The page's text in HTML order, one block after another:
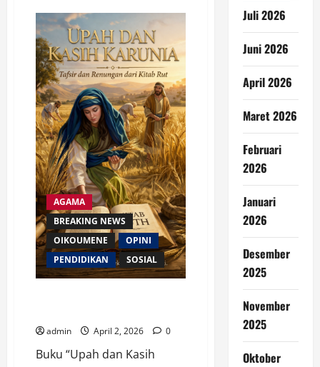
Petrus,
Jumat
Agung,
dan
Panggilan
Jurnalisme
PWGI
di
Era
Digital
AGAMA
BREAKING NEWS
OIKOUMENE
OPINI
PENDIDIKAN
SOSIAL
admin April 2, 2026 0
Buku “Upah dan Kasih
Juli 2026
Juni 2026
April 2026
Maret 2026
Februari
2026
Januari
2026
Desember
2025
November
2025
Oktober